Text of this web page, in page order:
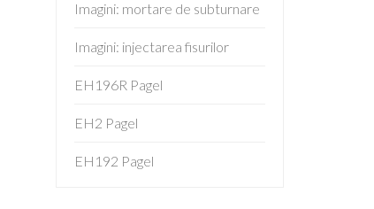
Imagini: mortare de subturnare
Imagini: injectarea fisurilor
EH196R Pagel
EH2 Pagel
EH192 Pagel